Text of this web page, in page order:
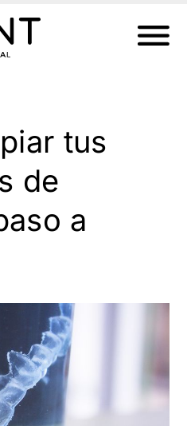
tus
de
a